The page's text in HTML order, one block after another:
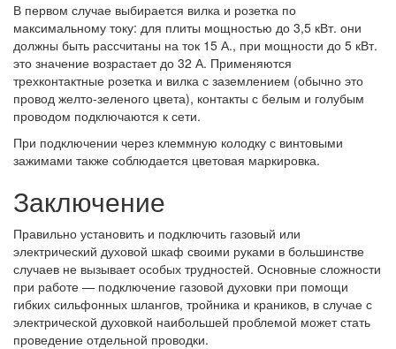
В первом случае выбирается вилка и розетка по
максимальному току: для плиты мощностью до 3,5 кВт. они
должны быть рассчитаны на ток 15 А., при мощности до 5 кВт.
это значение возрастает до 32 А. Применяются
трехконтактные розетка и вилка с заземлением (обычно это
провод желто-зеленого цвета), контакты с белым и голубым
проводом подключаются к сети.
При подключении через клеммную колодку с винтовыми
зажимами также соблюдается цветовая маркировка.
Заключение
Правильно установить и подключить газовый или
электрический духовой шкаф своими руками в большинстве
случаев не вызывает особых трудностей. Основные сложности
при работе — подключение газовой духовки при помощи
гибких сильфонных шлангов, тройника и краников, в случае с
электрической духовкой наибольшей проблемой может стать
проведение отдельной проводки.